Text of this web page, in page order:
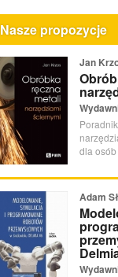
Nasze propozycje
Jan
dla osób
Adam